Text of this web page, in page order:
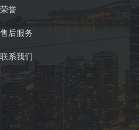
荣誉
售后服务
联系我们